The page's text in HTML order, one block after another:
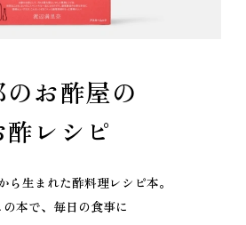
お酢屋の
酢レシピ
ら生まれた酢料理レシピ本。
の本で、毎日の食事に